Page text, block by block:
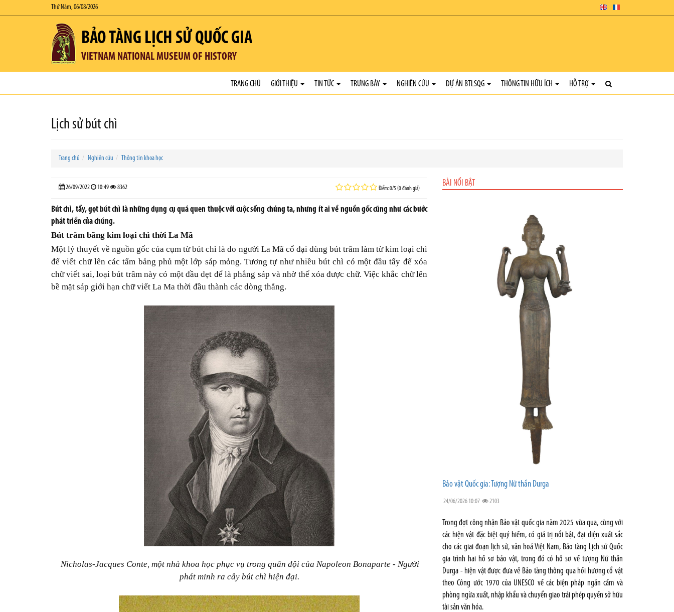
Thứ Năm, 06/08/2026
BẢO TÀNG LỊCH SỬ QUỐC GIA
VIETNAM NATIONAL MUSEUM OF HISTORY
TRANG CHỦ GIỚI THIỆU TIN TỨC TRƯNG BÀY NGHIÊN CỨU DỰ ÁN BTLSQG THÔNG TIN HỮU ÍCH HỖ TRỢ
Lịch sử bút chì
Trang chủ Nghiên cứu Thông tin khoa học
26/09/2022 10:49 8362 Điểm: 0/5 (0 đánh giá)
Bút chì, tẩy, gọt bút chì là những dụng cụ quá quen thuộc với cuộc sống chúng ta, nhưng ít ai về nguồn gốc cũng như các bước
phát triển của chúng.
Bút trâm bằng kim loại chì thời La Mã
Một lý thuyết về nguồn gốc của cụm từ bút chì là do người La Mã cổ đại dùng bút trâm làm từ kim loại chì
để viết chữ lên các tấm bảng phủ một lớp sáp mỏng. Tương tự như nhiều bút chì có một đầu tẩy để xóa
chữ viết sai, loại bút trâm này có một đầu dẹt để là phẳng sáp và nhờ thế xóa được chữ. Việc khắc chữ lên
bề mặt sáp giới hạn chữ viết La Ma thời đầu thành các dòng thẳng.
Nicholas-Jacques Conte, một nhà khoa học phục vụ trong quân đội của Napoleon Bonaparte - Người
phát minh ra cây bút chì hiện đại.
BÀI NỔI BẬT
Bảo vật Quốc gia: Tượng Nữ thần Durga
24/06/2026 10:07 2103
Trong đợt công nhận Bảo vật quốc gia năm 2025 vừa qua, cùng với
các hiện vật đặc biệt quý hiếm, có giá trị nổi bật, đại diện xuất sắc
cho các giai đoạn lịch sử, văn hoá Việt Nam, Bảo tàng Lịch sử Quốc
gia trình hai hồ sơ bảo vật, trong đó có hồ sơ về tượng Nữ thần
Durga - hiện vật được đưa về Bảo tàng thông qua hồi hương cổ vật
theo Công ước 1970 của UNESCO về các biện pháp ngăn cấm và
phòng ngừa xuất, nhập khẩu và chuyển giao trái phép quyền sở hữu
tài sản văn hóa.